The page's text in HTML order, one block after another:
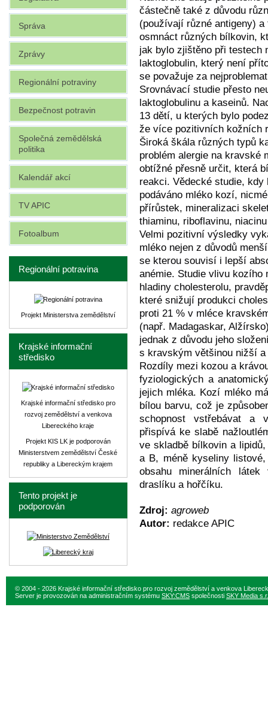
částečně také z důvodu
(používají různé antigeny)
osmnáct různých bílkovin,
jak bylo zjištěno při testech
laktoglobulin, který není
se považuje za
Srovnávací studie přesto
laktoglobulinu a kaseinů.
13 dětí, u kterých bylo
že více pozitivních kožních
Široká škála různých typů
problém alergie na kravské
obtížné přesně určit, která
reakci. Vědecké studie,
podáváno mléko kozí,
přírůstek, mineralizaci
thiaminu, riboflavinu,
Velmi pozitivní výsledky
mléko nejen z důvodů
se kterou souvisí i lepší
anémie. Studie vlivu kozího
hladiny cholesterolu,
které snižují produkci
proti 21 % v mléce
(např. Madagaskar,
jednak z důvodu jeho
s kravským většinou nižší
Rozdíly mezi kozou a
fyziologických a
jejich mléka. Kozí mléko
bílou barvu, což je
schopnost vstřebávat a
přispívá ke slabě
ve skladbě bílkovin a
a B, méně kyseliny
obsahu minerálních
draslíku a hořčíku.
Zdroj: agroweb
Autor: redakce APIC
Správa
Zprávy
Regionální potraviny
Bezpečnost potravin
Společná zemědělská
politika
Kalendář akcí
TV APIC
Fotoalbum
Regionální potravina
Projekt Ministerstva zemědělství
Krajské informační
středisko
Krajské informační středisko pro
rozvoj zemědělství a venkova
Libereckého kraje
Projekt KIS LK je podporován
Ministerstvem zemědělství České
republiky a Libereckým krajem
Tento projekt je
podporován
© 2004 - 2026 Krajské informační středisko pro rozvoj zemědělství a venkova
Server je provozován na administračním systému SKY:CMS společnosti SKY Media